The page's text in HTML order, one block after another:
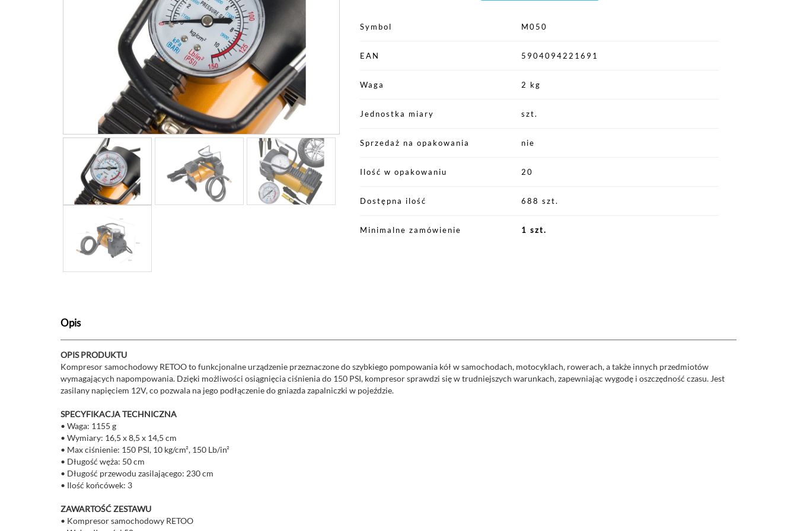
Symbol M050
EAN 5904094221691
Waga 2 kg
Jednostka miary szt.
Sprzedaż na opakowania nie
Ilość w opakowaniu 20
Dostępna ilość 688 szt.
Minimalne zamówienie 1 szt.
Opis
OPIS PRODUKTU
Kompresor samochodowy RETOO to funkcjonalne urządzenie przeznaczone do szybkiego pompowania kół w samochodach, motocyklach, rowerach, a także innych przedmiotów
wymagających napompowania. Dzięki możliwości osiągnięcia ciśnienia do 150 PSI, kompresor sprawdzi się w trudniejszych warunkach, zapewniając wygodę i oszczędność czasu. Jest
zasilany napięciem 12V, co pozwala na jego podłączenie do gniazda zapalniczki w pojeździe.
SPECYFIKACJA TECHNICZNA
• Waga: 1155 g
• Wymiary: 16,5 x 8,5 x 14,5 cm
• Max ciśnienie: 150 PSI, 10 kg/cm², 150 Lb/in²
• Długość węża: 50 cm
• Długość przewodu zasilającego: 230 cm
• Ilość końcówek: 3
ZAWARTOŚĆ ZESTAWU
• Kompresor samochodowy RETOO